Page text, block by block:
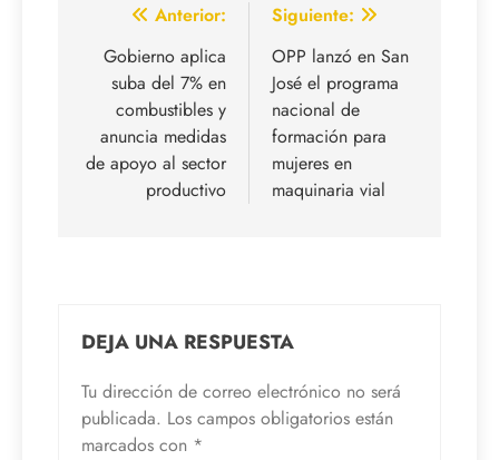
Navegación
de
entradas
Anterior:
Gobierno aplica
suba del 7% en
combustibles y
anuncia medidas
de apoyo al sector
productivo
Siguiente:
OPP lanzó en San
José el programa
nacional de
formación para
mujeres en
maquinaria vial
DEJA UNA RESPUESTA
Tu dirección de correo electrónico no será
publicada. Los campos obligatorios están
marcados con *